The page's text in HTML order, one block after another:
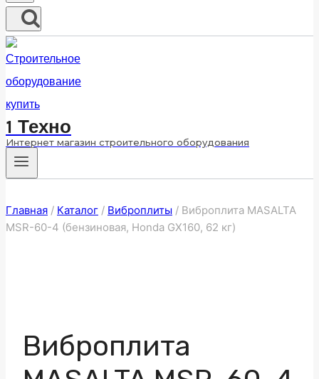
1 Техно
Интернет магазин строительного оборудования
Главная / Каталог / Виброплиты / Виброплита MASALTA
MSR-60-4 (бензиновая, Honda GX160, 62 кг)
Виброплита